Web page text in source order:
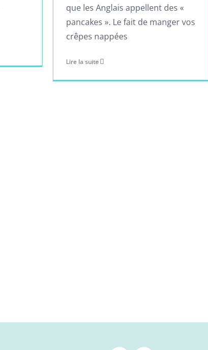
que les Anglais appellent des «
pancakes ». Le fait de manger vos
crêpes nappées
Lire la suite